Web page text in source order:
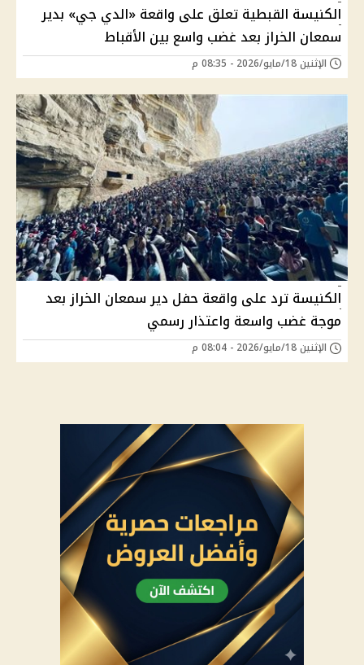
الكنيسة القبطية تعلق على واقعة «الدي جي» بدير
سمعان الخراز بعد غضب واسع بين الأقباط
الإثنين 18/مايو/2026 - 08:35 م
الكنيسة ترد على واقعة حفل دير سمعان الخراز بعد
موجة غضب واسعة واعتذار رسمي
الإثنين 18/مايو/2026 - 08:04 م